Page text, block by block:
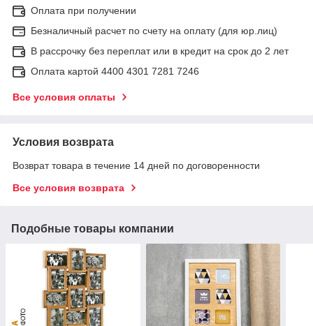
Оплата при получении
Безналичный расчет по счету на оплату (для юр.лиц)
В рассрочку без переплат или в кредит на срок до 2 лет
Оплата картой 4400 4301 7281 7246
Все условия оплаты
Условия возврата
Возврат товара в течение 14 дней по договоренности
Все условия возврата
Подобные товары компании